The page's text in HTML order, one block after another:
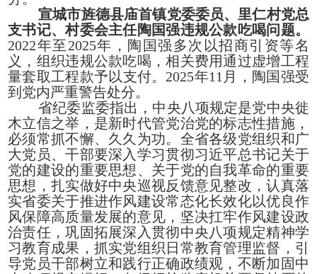
宣城市旌德县庙首镇党委委员、里仁村党总
支书记、村委会主任陶国强违规公款吃喝问题。
2022年至2025年，陶国强多次以招商引资等名
义，组织违规公款吃喝，相关费用通过虚增工程
量套取工程款予以支付。2025年11月，陶国强受
到党内严重警告处分。
省纪委监委指出，中央八项规定是党中央徙
木立信之举，是新时代管党治党的标志性措施，
必须常抓不懈、久久为功。全省各级党组织和广
大党员、干部要深入学习贯彻习近平总书记关于
党的建设的重要思想、关于党的自我革命的重要
思想，扎实做好中央巡视反馈意见整改，认真落
实省委关于推进作风建设常态化长效化以优良作
风保障高质量发展的意见，坚决扛牢作风建设政
治责任，巩固拓展深入贯彻中央八项规定精神学
习教育成果，抓实党组织日常教育管理监督，引
导党员干部树立和践行正确政绩观，不断加固中